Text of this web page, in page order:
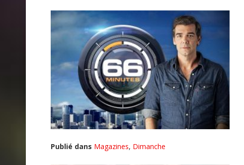
Publié dans Magazines, Dimanche